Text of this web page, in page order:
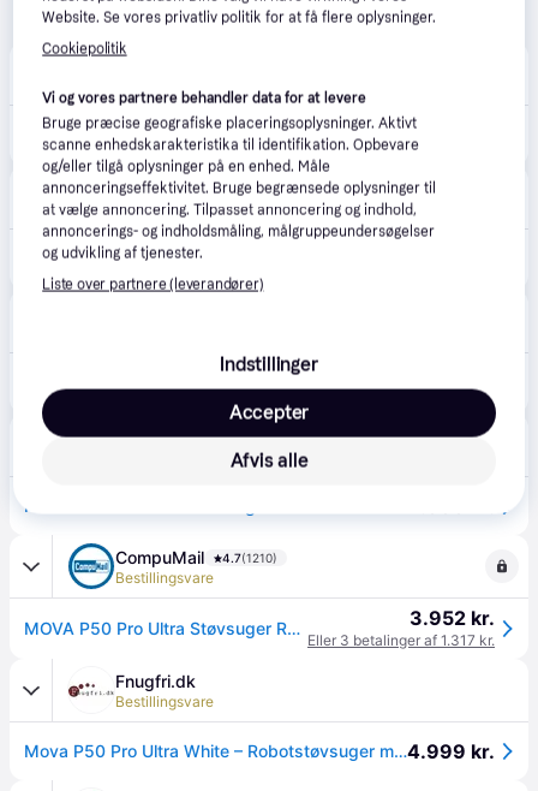
Mova Mova P50 Pro Ultra White Robotstøvsuger - Levering fra i morgen - 365 dages retur og prismatch* 4.999 kr.
Eller 3 betalinger af 1.666 kr.
Skousen 4.4(320)
89 kr. fragt, 1-2 dage
Eller 3 betalinger af 1.900 kr.
MOVA
MOVA P50 Pro Ultra Støvsugerrobot.
CompuMail 4.7(1210)
Bestillingsvare
MOVA P50 Pro Ultra Støvsuger Robotstyret Hvid --> På fjernlager, levevering hos dig 14-08-2026 3.952 kr.
Eller 3 betalinger af 1.317 kr.
Fnugfri.dk
Bestillingsvare
Mova P50 Pro Ultra White – Robotstøvsuger med selvvask4.999 kr.
Website. Se vores privatliv politik for at få flere oplysninger.
Cookiepolitik
Vi og vores partnere behandler data for at levere
Bruge præcise geografiske placeringsoplysninger. Aktivt
scanne enhedskarakteristika til identifikation. Opbevare
og/eller tilgå oplysninger på en enhed. Måle
annonceringseffektivitet. Bruge begrænsede oplysninger til
at vælge annoncering. Tilpasset annoncering og indhold,
annoncerings- og indholdsmåling, målgruppeundersøgelser
og udvikling af tjenester.
Liste over partnere (leverandører)
Indstillinger
Afvis alle
Accepter